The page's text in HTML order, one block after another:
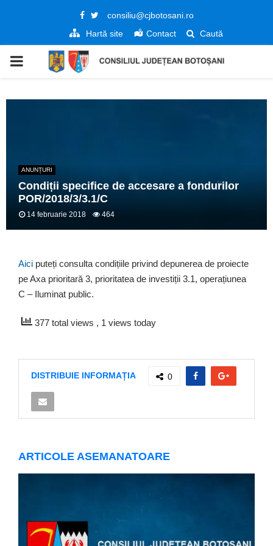
Facebook
Twitter
consiliu@cjbotosani.ro
Hartă site
Contact Caută
PRIMARY
ANUNȚURI
Condiții specifice de accesare a fondurilor
POR/2018/3/3.1/C
14 februarie 2018 464
Aici puteți consulta condițiile privind depunerea de proiecte
pe Axa prioritară 3, prioritatea de investiții 3.1, operațiunea
C – Iluminat public.
377 total views , 1 views today
DISTRIBUIE INFORMAȚIA 0
ARTICOLE ASEMANATOARE